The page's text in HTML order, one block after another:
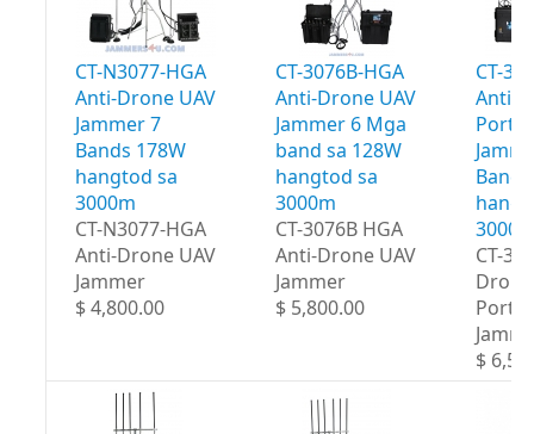
CT-N3077-HGA
Anti-Drone UAV
Jammer 7
Bands 178W
hangtod sa
3000m
CT-N3077-HGA
Anti-Drone UAV
Jammer
$ 4,800.00
CT-3076B-HGA
Anti-Drone UAV
Jammer 6 Mga
band sa 128W
hangtod sa
3000m
CT-3076B HGA
Anti-Drone UAV
Jammer
$ 5,800.00
CT-
Anti-
CT-
$